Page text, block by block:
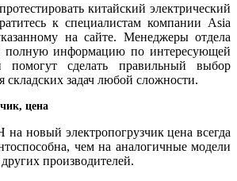
китайский электрический
к специалистам компании Asia
на сайте. Менеджеры отдела
полную информацию по интересующей
сделать правильный выбор
складских задач любой сложности.
цена
новый электропогрузчик цена всегда
чем на аналогичные модели
производителей.